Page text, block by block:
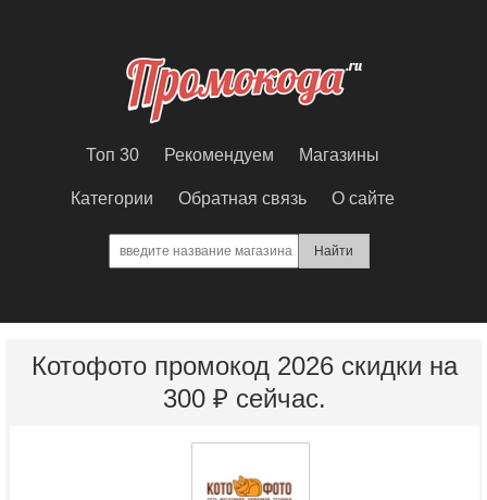
Топ 30 Рекомендуем Магазины
Категории Обратная связь О сайте
Котофото промокод 2026 скидки на
300 ₽ сейчас.